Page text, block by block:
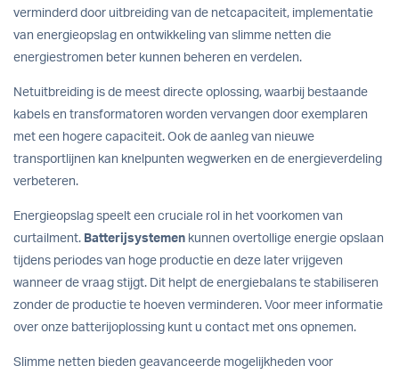
verminderd door uitbreiding van de netcapaciteit, implementatie
van energieopslag en ontwikkeling van slimme netten die
energiestromen beter kunnen beheren en verdelen.
Netuitbreiding is de meest directe oplossing, waarbij bestaande
kabels en transformatoren worden vervangen door exemplaren
met een hogere capaciteit. Ook de aanleg van nieuwe
transportlijnen kan knelpunten wegwerken en de energieverdeling
verbeteren.
Energieopslag speelt een cruciale rol in het voorkomen van
curtailment. Batterijsystemen kunnen overtollige energie opslaan
tijdens periodes van hoge productie en deze later vrijgeven
wanneer de vraag stijgt. Dit helpt de energiebalans te stabiliseren
zonder de productie te hoeven verminderen. Voor meer informatie
over onze batterijoplossing kunt u contact met ons opnemen.
Slimme netten bieden geavanceerde mogelijkheden voor